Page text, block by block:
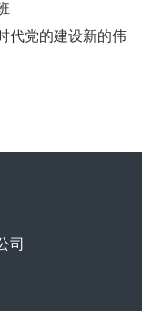
代党的建设新的伟
司